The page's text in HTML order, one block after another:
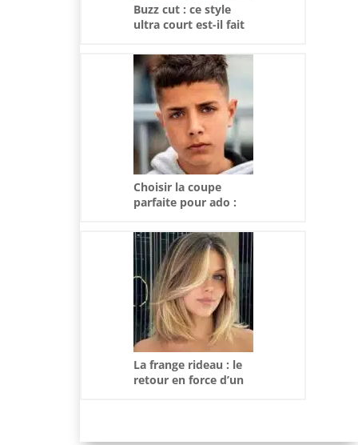
Buzz cut : ce style
ultra court est-il fait
Choisir la coupe
parfaite pour ado :
pratiques
La frange rideau : le
retour en force d’un